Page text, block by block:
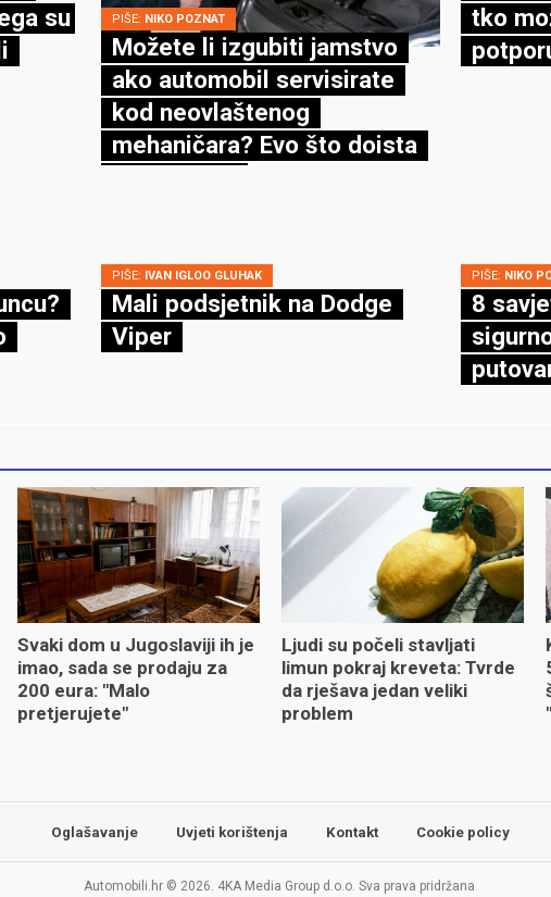
su
PIŠE: NIKO POZNAT
Možete li izgubiti jamstvo
ako automobil servisirate
kod neovlaštenog
mehaničara? Evo što doista
tko
PIŠE: IVAN IGLOO GLUHAK
Mali podsjetnik na Dodge
Viper
PIŠE: NIKO
8
Svaki dom u Jugoslaviji ih je
imao, sada se prodaju za
200 eura: "Malo
pretjerujete"
Ljudi su počeli stavljati
limun pokraj kreveta: Tvrde
da rješava jedan veliki
problem
Oglašavanje Uvjeti korištenja Kontakt Cookie policy
Automobili.hr © 2026. 4KA Media Group d.o.o. Sva prava pridržana